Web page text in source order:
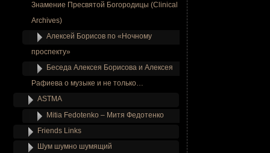
Знамение Пресвятой Богородицы (Clinical
Archives)
Алексей Борисов по «Ночному
проспекту»
Беседа Алексея Борисова и Алексея
Рафиева о музыке и не только…
ASTMA
Mitia Fedotenko – Митя Федотенко
Friends Links
Шум шумно шумящий